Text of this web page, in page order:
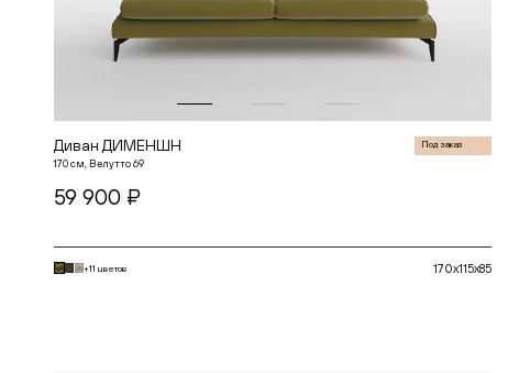
ДЖУЛИЕТ
ДИМЕНШН
КЛАССИК
КХАН
НЕСТА
Диван ДИМЕНШН Под заказ
170 см, Велутто 69
59 900 ₽
+11 цветов 170x115x85